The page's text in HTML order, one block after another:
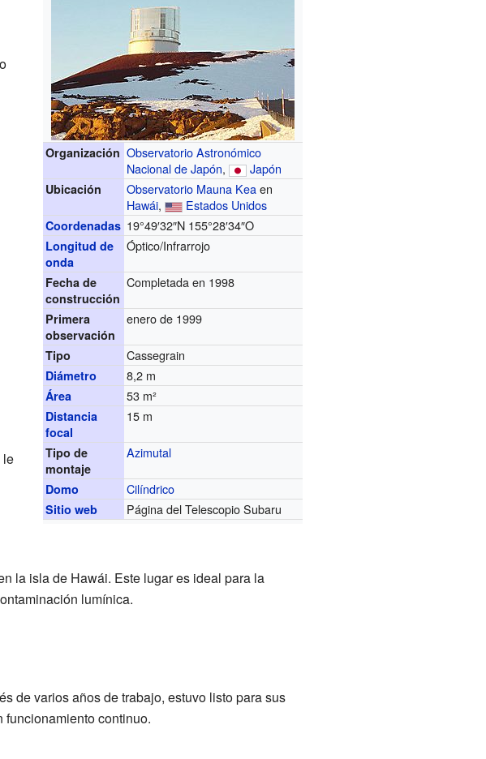
Organización Observatorio Astronómico
Nacional de Japón, Japón
Ubicación Observatorio Mauna Keaen
Hawái, Estados Unidos
Coordenadas 19°49′32″N 155°28′34″O
Longitud de
onda
Óptico/Infrarrojo
Fecha de
construcción
Completada en 1998
Primera
observación
enero de 1999
Tipo Cassegrain
Diámetro 8,2 m
Área 53 m²
Distancia
focal
15 m
Tipo de
montaje
Azimutal
Domo Cilíndrico
Sitio web Página del Telescopio Subaru
le
la isla de Hawái. Este lugar es ideal para la
lumínica.
de varios años de trabajo, estuvo listo para sus
funcionamiento continuo.